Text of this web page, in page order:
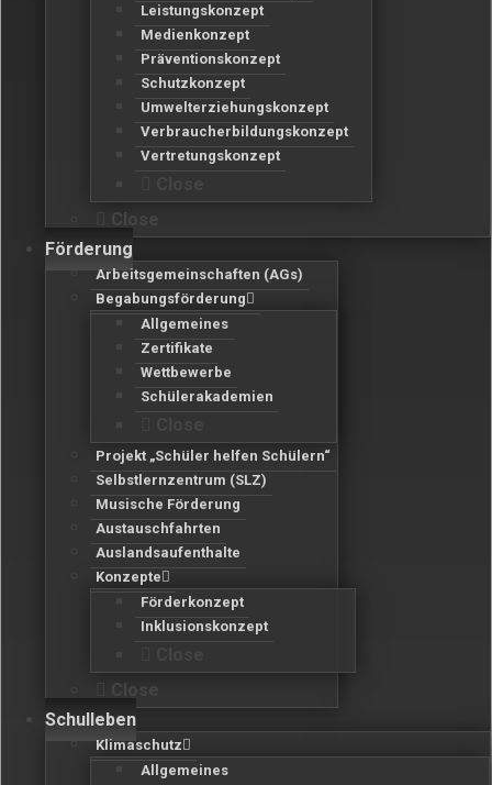
Leistungskonzept
Medienkonzept
Präventionskonzept
Schutzkonzept
Umwelterziehungskonzept
Verbraucherbildungskonzept
Vertretungskonzept
Close
Förderung
Arbeitsgemeinschaften (AGs)
Begabungsförderung
Allgemeines
Zertifikate
Wettbewerbe
Schülerakademien
Projekt „Schüler helfen Schülern“
Selbstlernzentrum (SLZ)
Musische Förderung
Austauschfahrten
Auslandsaufenthalte
Konzepte
Förderkonzept
Inklusionskonzept
Close
Schulleben
Klimaschutz
Allgemeines